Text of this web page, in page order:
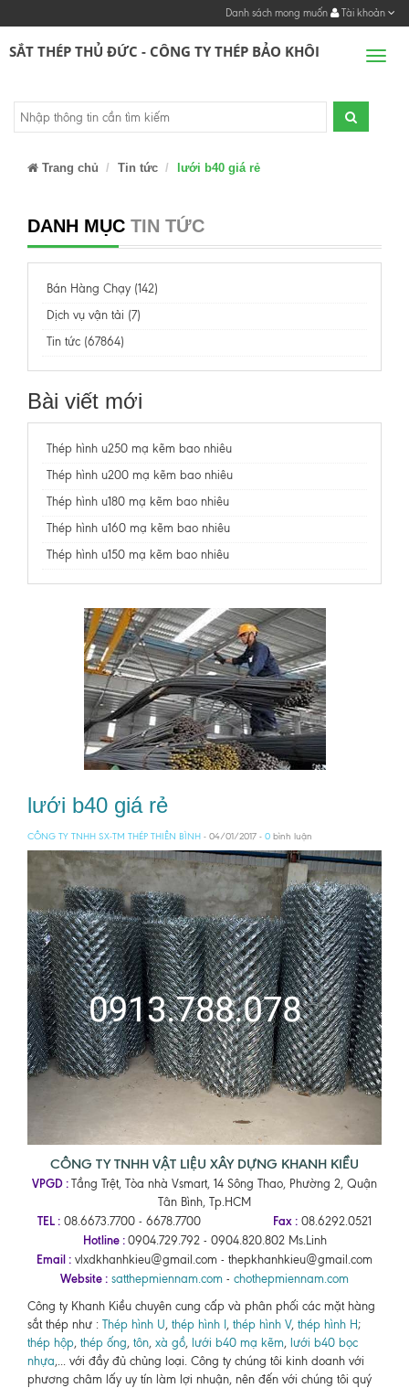
Danh sách mong muốn Tài khoản
SẮT THÉP THỦ ĐỨC - CÔNG TY THÉP BẢO KHÔI
Trang chủ Tin tức lưới b40 giá rẻ
DANH MỤC TIN TỨC
Bán Hàng Chạy (142)
Dịch vụ vận tải (7)
Tin tức (67864)
Bài viết mới
Thép hình u250 mạ kẽm bao nhiêu
Thép hình u200 mạ kẽm bao nhiêu
Thép hình u180 mạ kẽm bao nhiêu
Thép hình u160 mạ kẽm bao nhiêu
Thép hình u150 mạ kẽm bao nhiêu
lưới b40 giá rẻ
CÔNG TY TNHH SX-TM THÉP THIÊN BÌNH - 04/01/2017 - 0 bình luận
CÔNG TY TNHH VẬT LIỆU XÂY DỰNG KHANH KIỀU
VPGD : Tầng Trệt, Tòa nhà Vsmart, 14 Sông Thao, Phường 2, Quận
Tân Bình, Tp.HCM
TEL : 08.6673.7700 - 6678.7700 Fax : 08.6292.0521
Hotline : 0904.729.792 - 0904.820.802 Ms.Linh
Email : vlxdkhanhkieu@gmail.com - thepkhanhkieu@gmail.com
Website : satthepmiennam.com - chothepmiennam.com
Công ty Khanh Kiều chuyên cung cấp và phân phối các mặt hàng
sắt thép như : Thép hình U, thép hình I , thép hình V, thép hình H;
thép hộp, thép ống, tôn, xà gồ, lưới b40 mạ kẽm, lưới b40 bọc
nhựa,... với đầy đủ chủng loại. Công ty chúng tôi kinh doanh với
phương châm lấy uy tín làm lợi nhuận, nên đến với chúng tôi quý